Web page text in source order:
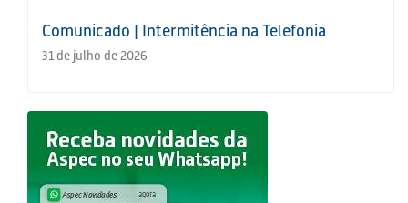
Comunicado | Intermitência na Telefonia
31 de julho de 2026